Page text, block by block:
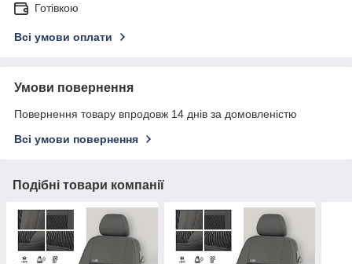
Готівкою
Всі умови оплати
Умови повернення
Повернення товару впродовж 14 днів за домовленістю
Всі умови повернення
Подібні товари компанії